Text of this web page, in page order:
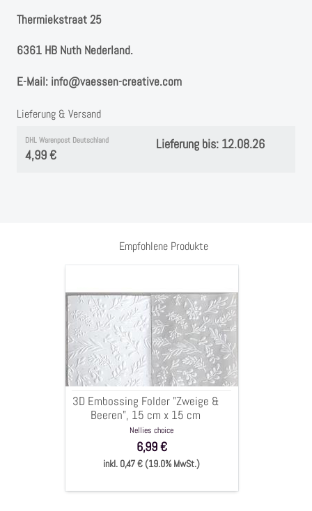
Thermiekstraat 25 ⁠
6361 HB Nuth ⁠⁠Nederland.
E-Mail: info@vaessen-creative.com
Lieferung & Versand
DHL Warenpost Deutschland
4,99 €
Lieferung bis: 12.08.26
Empfohlene Produkte
Embossing
Folder
"Zweige
&
Beeren",
15
cm
x
3D Embossing Folder "Zweige &
Beeren", 15 cm x 15 cm
Nellies choice
6,99 €
inkl. 0,47 € (19.0% MwSt.)